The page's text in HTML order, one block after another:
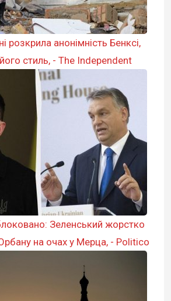
розкрила анонімність Бенксі,
стиль, - The Independent
Зеленський жорстко
на очах у Мерца, - Politico